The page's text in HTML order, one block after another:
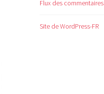
Flux des commentaires
Site de WordPress-FR